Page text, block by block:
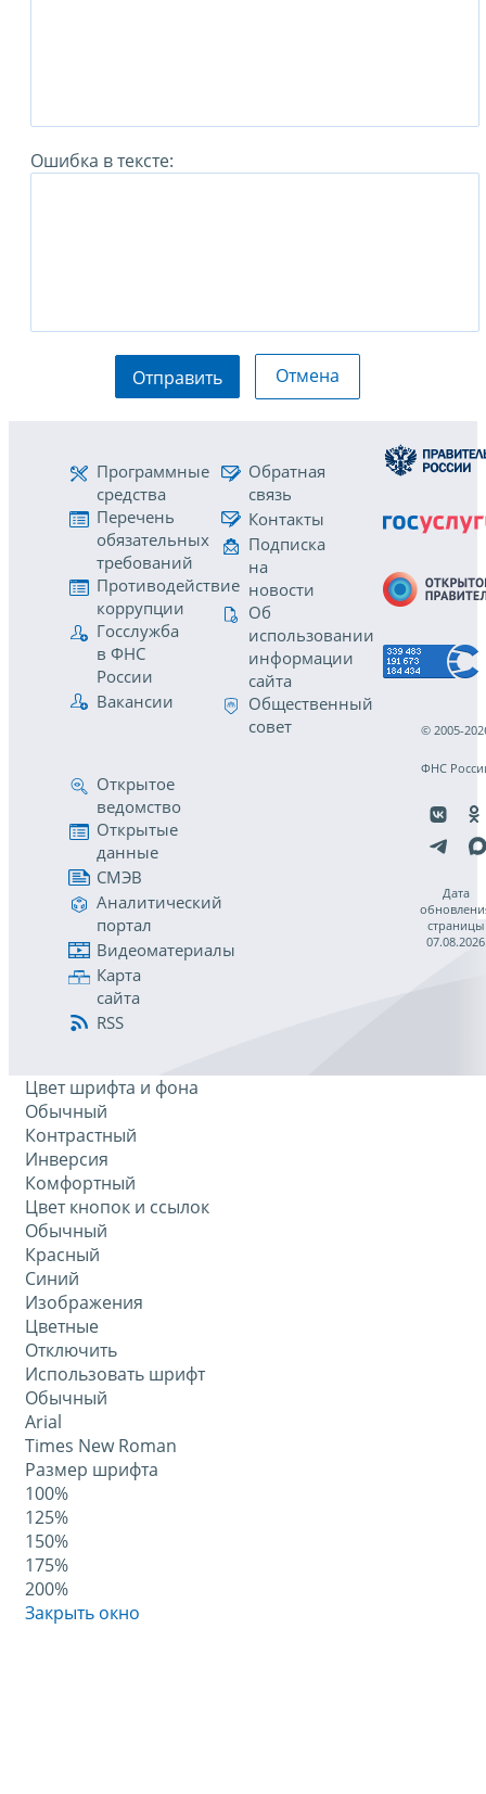
Ошибка в тексте:
Отправить Отмена
Программные
средства
Перечень
обязательных
требований
Противодействие
коррупции
Госслужба
в ФНС
России
Вакансии
Обратная
связь
Контакты
Подписка
на
новости
Об
использовании
информации
сайта
Общественный
совет
Открытое
ведомство
Открытые
данные
СМЭВ
Аналитический
портал
Видеоматериалы
Карта
сайта
RSS
© 2005-
ФНС
Дата
страницы
07.08.2026
Цвет шрифта и фона
Обычный
Контрастный
Инверсия
Комфортный
Цвет кнопок и ссылок
Обычный
Красный
Синий
Изображения
Цветные
Отключить
Использовать шрифт
Обычный
Arial
Times New Roman
Размер шрифта
100%
125%
150%
175%
200%
Закрыть окно